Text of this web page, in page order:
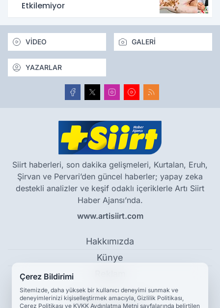
Etkilemiyor
VİDEO GALERİ
YAZARLAR
Siirt haberleri, son dakika gelişmeleri, Kurtalan, Eruh,
Şirvan ve Pervari’den güncel haberler; yapay zeka
destekli analizler ve keşif odaklı içeriklerle Artı Siirt
Haber Ajansı’nda.
www.artisiirt.com
Hakkımızda
Künye
Kullanım Koşulları
Çerez Bildirimi
Sitemizde, daha yüksek bir kullanıcı deneyimi sunmak ve
deneyimlerinizi kişiselleştirmek amacıyla, Gizlilik Politikası,
Çerez Politikası ve KVKK Aydınlatma Metni sayfalarında belirtilen